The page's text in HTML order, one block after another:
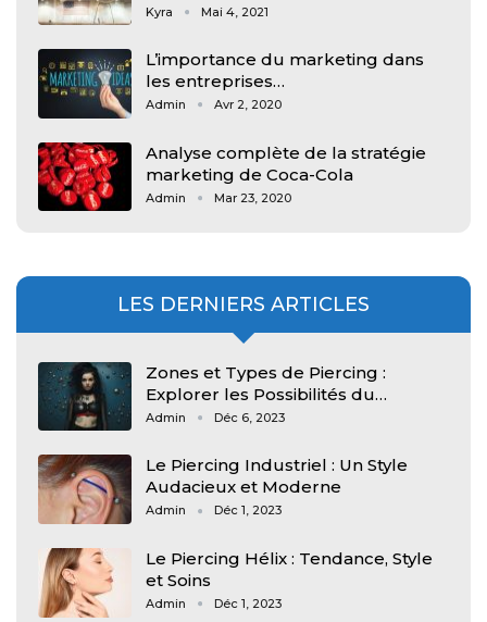
Kyra Mai 4, 2021
L’importance du marketing dans
les entreprises…
Admin Avr 2, 2020
Analyse complète de la stratégie
marketing de Coca-Cola
Admin Mar 23, 2020
LES DERNIERS ARTICLES
Zones et Types de Piercing :
Explorer les Possibilités du…
Admin Déc 6, 2023
Le Piercing Industriel : Un Style
Audacieux et Moderne
Admin Déc 1, 2023
Le Piercing Hélix : Tendance, Style
et Soins
Admin Déc 1, 2023